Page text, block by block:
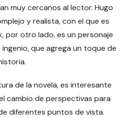
muy cercanos al lector. Hugo
y realista, con el que es
por otro lado, es un personaje
que agrega un toque de
de la novela, es interesante
cambio de perspectivas para
diferentes puntos de vista.